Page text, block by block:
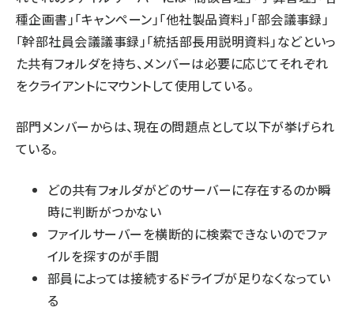
種企画書」「キャンペーン」「他社製品資料」「部会議事録」
「幹部社員会議議事録」「統括部長用説明資料」などといっ
た共有フォルダを持ち、メンバーは必要に応じてそれぞれ
をクライアントにマウントして使用している。
部門メンバーからは、現在の問題点として以下が挙げられ
ている。
どの共有フォルダがどのサーバーに存在するのか瞬
時に判断がつかない
ファイルサーバーを横断的に検索できないのでファ
イルを探すのが手間
部員によっては接続するドライブが足りなくなってい
る